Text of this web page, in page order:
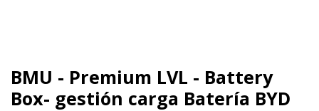
BMU - Premium LVL - Battery
Box- gestión carga Batería BYD